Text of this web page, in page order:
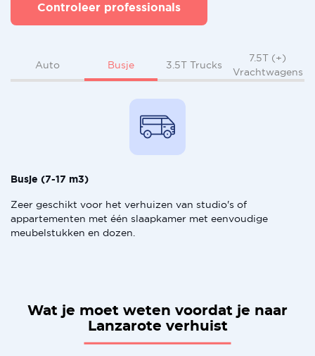
Controleer professionals
Auto Busje 3.5T Trucks
7.5T (+)
Vrachtwagens
Busje (7-17 m3)
Zeer geschikt voor het verhuizen van studio's of
appartementen met één slaapkamer met eenvoudige
meubelstukken en dozen.
Wat je moet weten voordat je naar
Lanzarote verhuist